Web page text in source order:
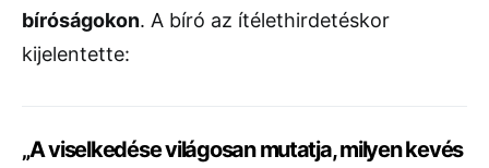
bíróságokon. A bíró az ítélethirdetéskor
kijelentette:
„A viselkedése világosan mutatja, milyen kevés